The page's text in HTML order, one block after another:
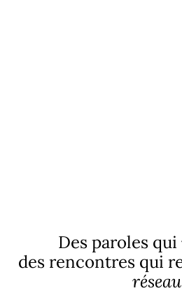
Des paroles qui
des rencontres qui
réseau